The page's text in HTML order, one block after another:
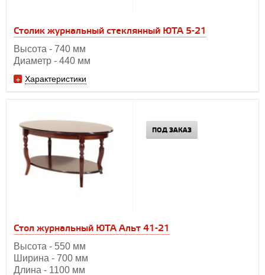
Столик журнальный стеклянный ЮТА 5-21
Высота - 740 мм
Диаметр - 440 мм
Характеристики
Стол журнальный ЮТА Альт 41-21
Высота - 550 мм
Ширина - 700 мм
Длина - 1100 мм
ПОД ЗАКАЗ